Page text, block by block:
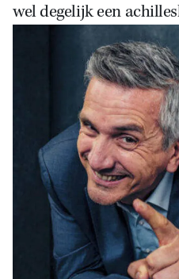
wel degelijk een